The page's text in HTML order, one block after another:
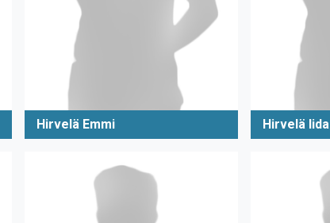
Hirvelä Emmi Hirvelä Iida